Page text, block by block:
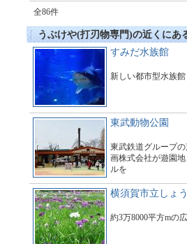
全86件
うぶけや(打刃物専門)の近くにあ
すみだ水族館
新しい都市型水族館
東武動物公園
東武鉄道グループ
画株式会社が遊園
ルを
施設である。
横須賀市立しょ
約3万8000平方mの